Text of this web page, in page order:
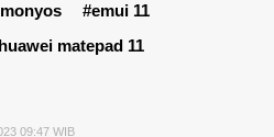
#emui 11
matepad 11
09:47 WIB